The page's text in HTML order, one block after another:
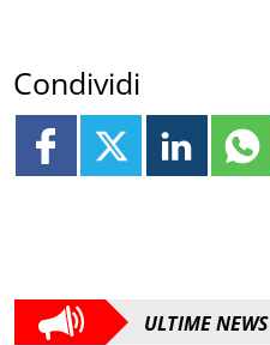
Condividi
ULTIME NEWS